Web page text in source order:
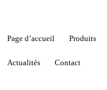
Page d’accueil Produits
Actualités Contact
Étiquette :mort subite